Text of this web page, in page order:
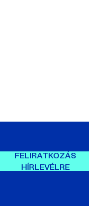
FELIRATKOZÁS
HÍRLEVÉLRE